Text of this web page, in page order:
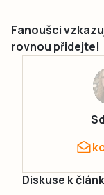
Fanoušci
rovnou přidejte!
Diskuse k